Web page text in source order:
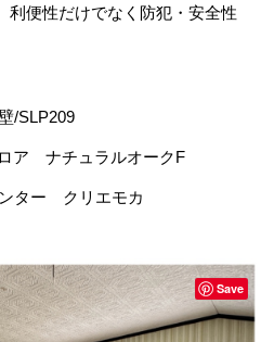
利便性だけでなく防犯・安全性
/SLP209
ア ナチュラルオークF
ター クリエモカ
Save